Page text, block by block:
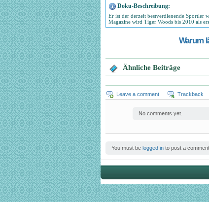
Doku-Beschreibung:
Er ist der derzeit bestverdienende Sportler
Magazine wird Tiger Woods bis 2010 als
Warum
Ähnliche Beiträge
Leave a comment Trackback
No comments yet.
You must be logged in to post a comment.